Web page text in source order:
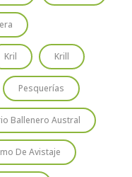
Kril Krill
Pesquerías
Ballenero Austral
De Avistaje